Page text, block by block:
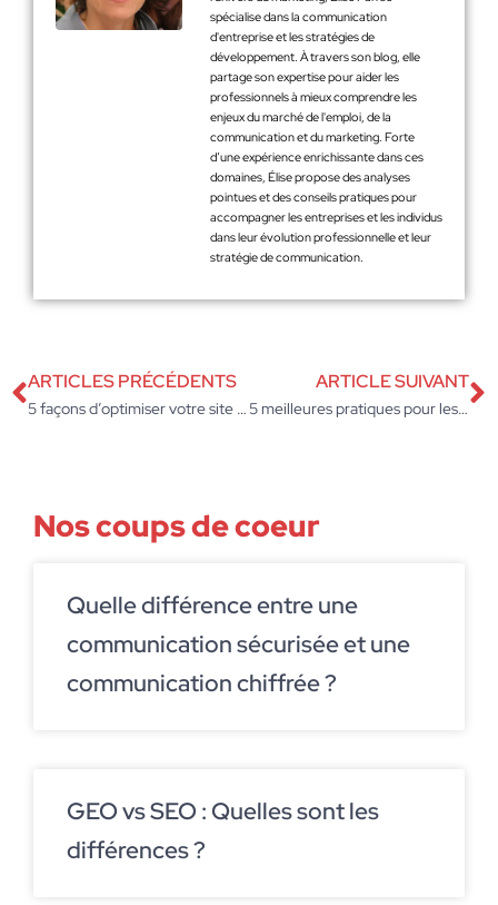
spécialise dans la communication
d'entreprise et les stratégies de
développement. À travers son blog, elle
partage son expertise pour aider les
professionnels à mieux comprendre les
enjeux du marché de l'emploi, de la
communication et du marketing. Forte
d’une expérience enrichissante dans ces
domaines, Élise propose des analyses
pointues et des conseils pratiques pour
accompagner les entreprises et les individus
dans leur évolution professionnelle et leur
stratégie de communication.
ARTICLES PRÉCÉDENTS
5 façons d’optimiser votre site Web à partir de la base
ARTICLE SUIVANT
5 meilleures pratiques pour les lignes d’objet des e-mails
Nos coups de coeur
Quelle différence entre une
communication sécurisée et une
communication chiffrée ?
GEO vs SEO : Quelles sont les
différences ?